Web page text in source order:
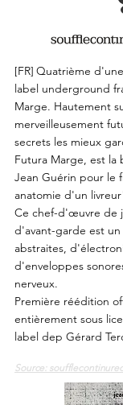
[FR]Quatrième
label underground
Marge. Hautement
merveilleusement
secrets les mieux
Futura Marge, est la
Jean Guérin pour le
anatomie d'un
Ce chef-d'œuvre de
d'avant-garde est
abstraites,
d'enveloppes
nerveux.
Première réédition
entièrement sous
label dep Gérard
Source: